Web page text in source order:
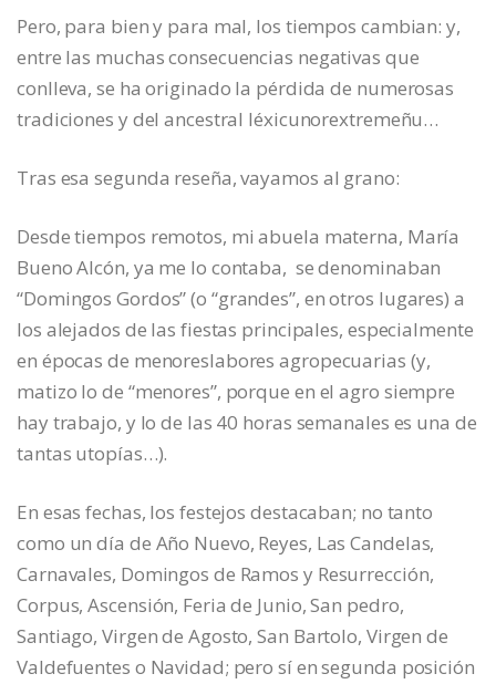
Pero, para bien y para mal, los tiempos cambian: y,
entre las muchas consecuencias negativas que
conlleva, se ha originado la pérdida de numerosas
tradiciones y del ancestral léxicunorextremeñu…
Tras esa segunda reseña, vayamos al grano:
Desde tiempos remotos, mi abuela materna, María
Bueno Alcón, ya me lo contaba, se denominaban
“Domingos Gordos” (o “grandes”, en otros lugares) a
los alejados de las fiestas principales, especialmente
en épocas de menoreslabores agropecuarias (y,
matizo lo de “menores”, porque en el agro siempre
hay trabajo, y lo de las 40 horas semanales es una de
tantas utopías…).
En esas fechas, los festejos destacaban; no tanto
como un día de Año Nuevo, Reyes, Las Candelas,
Carnavales, Domingos de Ramos y Resurrección,
Corpus, Ascensión, Feria de Junio, San pedro,
Santiago, Virgen de Agosto, San Bartolo, Virgen de
Valdefuentes o Navidad; pero sí en segunda posición